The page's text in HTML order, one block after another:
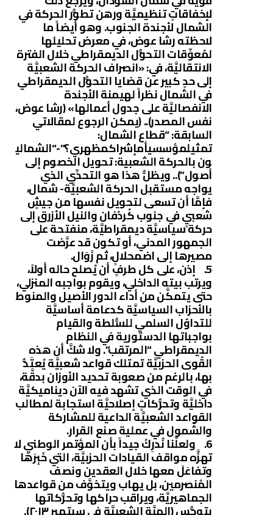
لإخفاقاتٍ تنظيميَّة ورهن تطوُّر الحركة في
الشمال لأجندة الجنوب. وهو أيضاً ما
لاحظته رشا عوض، في معرض تحليلها
لمُعوِّقات التحوُّل الديمقراطي خلال الفترة
الانتقاليَّة، في: «انصراف الحركة الشعبيَّة
إلى حدٍ كبير عن قضايا التحوُّل الديمقراطي
في الشمال نظراً لهيمنة الأجندة
الانفصاليَّة على جدول أعمالها» (رشا عوض،
نفس المصدر).. (يمكن الرجوع لمقالاتي
السابقة: “قطاع الشمال:
تمثيلمؤسسيأمإشراكمظهري؟”-“الشمالي
ون بالحركة الشعبية: تحويل الخصوم إلى
أصول”).. ويظلُّ هذا هو التحدِّي الذي
يواجه مستقبل الحركة الشعبيَّة- شمال،
فإمَّا أن تسعى لتحويل نفسها من جيشٍ
شعبيٍ في جنوب كُردُفان والنيل الأزرق إلى
حركة سياسيَّة ديمقراطيَّة، منفتحة على
الجمهور المدني، أو تكون قد عرَّضت
مصيرها إلى اضمحلالٍ، ثم زَوَال.
5. إذن، على كل طرفٍ أن يُصلح حاله أولاً،
ويرتب بيته الداخلي، ويقوم بواجبه المنزلي،
حتى يتمكَّن من أداء الدور الأصيل والمنوط
بالأحزاب السياسيَّة كدعامة أساسيَّة
للتداوُل السلمي للسُّلطة والقيام
بواجباتها الدستورية في النظام
الديمقراطي “المرتقب”. ولا شكَّ أن هذه
القُوى الحزبيَّة تمتلك قواعد شعبيَّة يُعتَدُّ
بها، بالرغم من صعوبة تحديد الأوزان بدقَّة،
في الوقت الذي تشهد فيه الآن ديناميكيَّة
داخليَّة وتحرُّكاتٍ إصلاحيَّة استجابة لمطالب
القواعد الشعبيَّة الداعية للمشاركة
والشُمول في عملية صنع القرار.
6. ولعلَّنا نُدرِكُ جيداً بأن المؤتمر الوطني لا
تهزَّه مواقف القيادات الحزبيَّة، التي خَبِرَهَا
وتفاعَلَ معها خلال العقدين ونصف
المُنصرمين، بل يهاب ويتخوَّف من قواعدها
الجماهيريَّة، ويراقب حراكها وتحرُّكاتها
بتوجُّسٍ (الهبَّة الشعبيَّة في سبتمبر ٢٠١٣).